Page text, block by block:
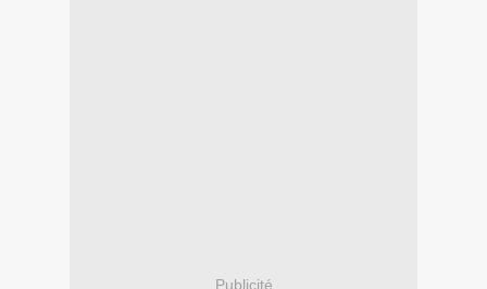
Publicité